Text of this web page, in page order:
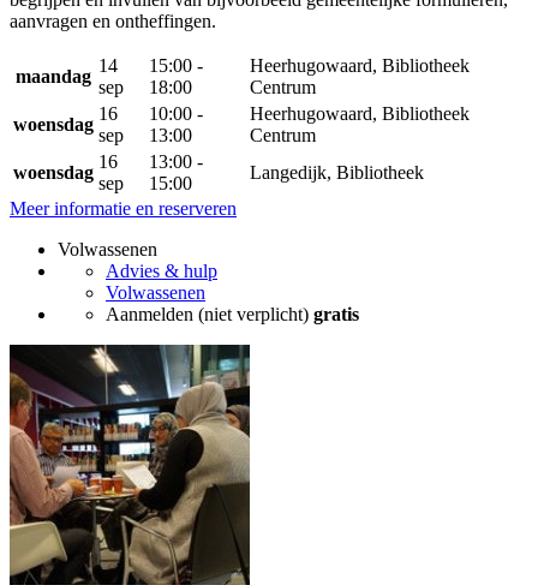
aanvragen en ontheffingen.
maandag
14
sep
15:00 -
18:00
Heerhugowaard, Bibliotheek
Centrum
woensdag
16
sep
10:00 -
13:00
Heerhugowaard, Bibliotheek
Centrum
woensdag
16
sep
13:00 -
15:00
Langedijk, Bibliotheek
Meer informatie en reserveren
Volwassenen
Advies & hulp
Volwassenen
Aanmelden (niet verplicht) gratis